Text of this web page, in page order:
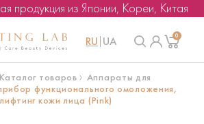
продукция из Японии, Кореи, Китая
RU UA 0
Каталог товаров
Аппараты для
функционального омоложения,
кожи лица (Pink)